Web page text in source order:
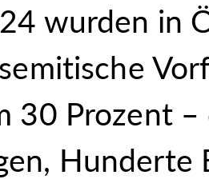
wurden in
30 Prozent
Hunderte